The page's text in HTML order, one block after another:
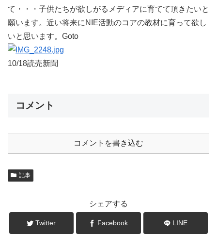
て・・・子供たちが欲しがるメディアに育てて頂きたいと
願います。近い将来にNIE活動のコアの教材に育って欲し
いと思います。Goto
10/18読売新聞
コメント
コメントを書き込む
記事
シェアする
Twitter Facebook LINE